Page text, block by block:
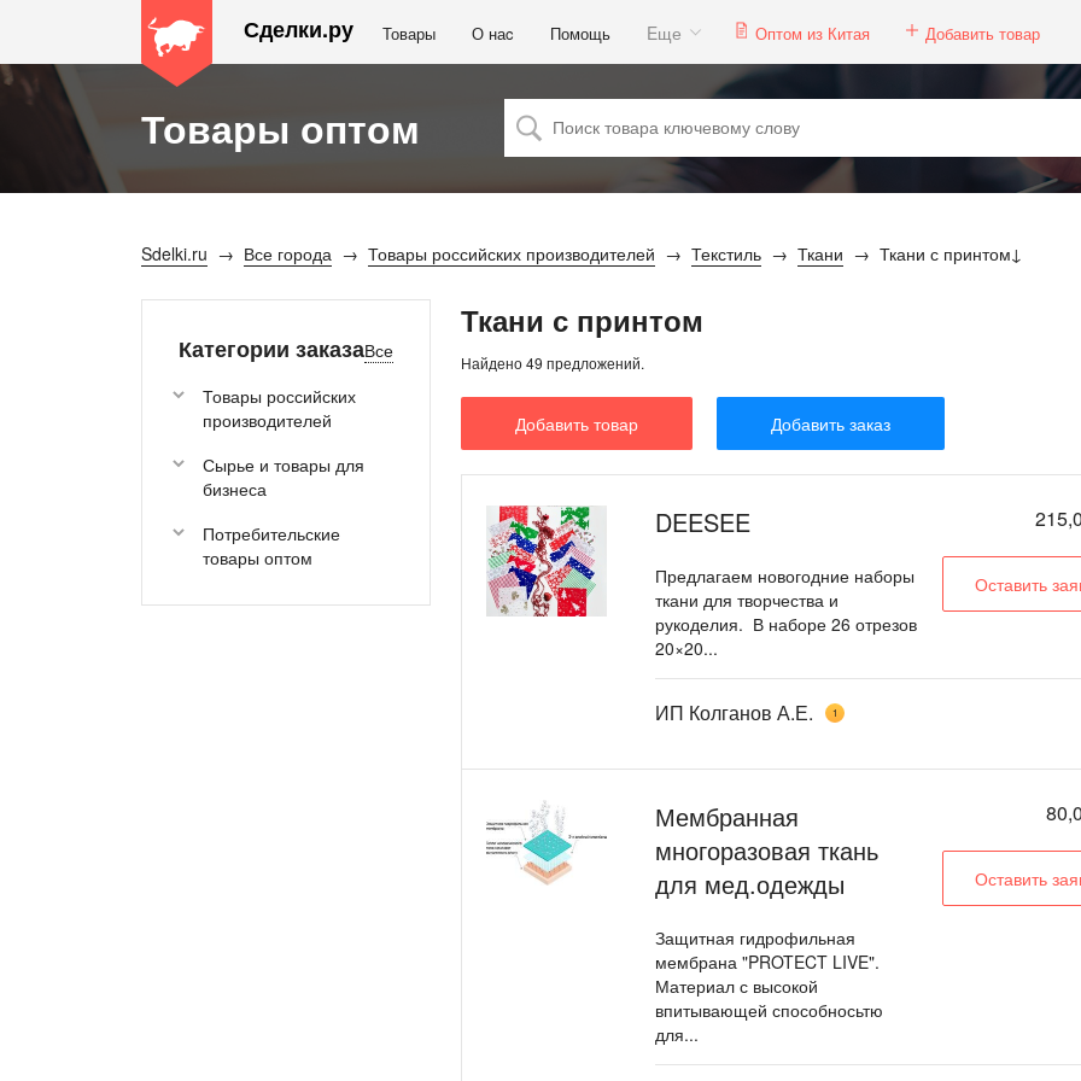
Сделки.ру Товары О наc Помощь Eще Оптом из Китая Добавить товар
Товары оптом
Sdelki.ru Все города Товары российских производителей Текстиль Ткани Ткани с принтом
Категории заказаВсе
Товары российских
производителей
Сырье и товары для
бизнеса
Потребительские
товары оптом
Ткани с принтом
Найдено 49 предложений.
Добавить товар Добавить заказ
DEESEE
Предлагаем новогодние наборы
ткани для творчества и
рукоделия. В наборе 26 отрезов
20×20...
Оставить
ИП Колганов А.Е. 1
Мембранная
многоразовая ткань
для мед.одежды
Защитная гидрофильная
мембрана "PROTECT LIVE".
Материал с высокой
впитывающей способносьтю
для...
Оставить